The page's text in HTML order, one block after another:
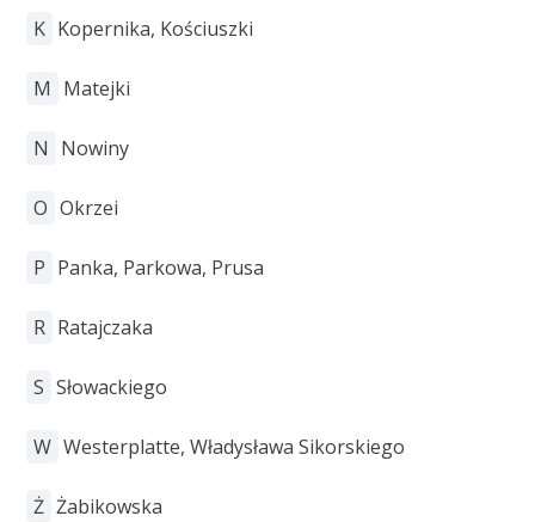
K Kopernika, Kościuszki
M Matejki
N Nowiny
O Okrzei
P Panka, Parkowa, Prusa
R Ratajczaka
S Słowackiego
W Westerplatte, Władysława Sikorskiego
Ż Żabikowska